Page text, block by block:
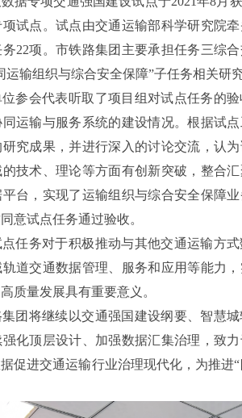
试点。试点由交通运输部科学研究院
22项。市铁路集团主要承担任务三综
运输组织与综合安全保障”子任务相关研究
参会代表听取了项目组对试点任务的
运输与服务系统的建设情况。根据试
究成果，并进行深入的讨论交流，认
技术、理论等方面有创新突破，整合
台，实现了运输组织与综合安全保障
意试点任务通过验收。
任务对于积极推动与其他交通运输方
道交通数据管理、服务和应用等能力
质量发展具有重要意义。
团将继续以交通强国建设纲要、智慧
化顶层设计、加强数据汇集治理，致
促进交通运输行业治理现代化，为推进